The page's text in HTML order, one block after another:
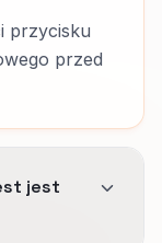
przycisku
przed
jest